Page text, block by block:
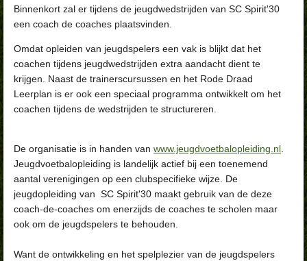
Binnenkort zal er tijdens de jeugdwedstrijden van SC Spirit'30
een coach de coaches plaatsvinden.
Omdat opleiden van jeugdspelers een vak is blijkt dat het
coachen tijdens jeugdwedstrijden extra aandacht dient te
krijgen. Naast de trainerscursussen en het Rode Draad
Leerplan is er ook een speciaal programma ontwikkelt om het
coachen tijdens de wedstrijden te structureren.
De organisatie is in handen van www.jeugdvoetbalopleiding.nl
Jeugdvoetbalopleiding is landelijk actief bij een toenemend
aantal verenigingen op een clubspecifieke wijze. De
jeugdopleiding van SC Spirit'30 maakt gebruik van de deze
coach-de-coaches om enerzijds de coaches te scholen maar
ook om de jeugdspelers te behouden.
Want de ontwikkeling en het spelplezier van de jeugdspelers